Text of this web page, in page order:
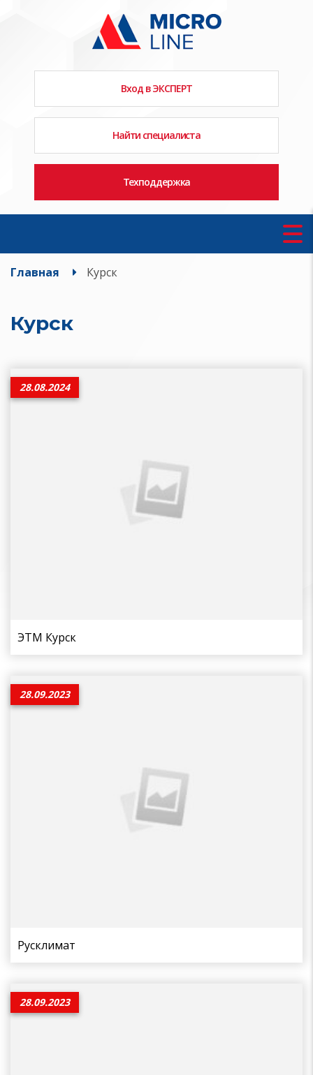
Вход в ЭКСПЕРТ
Найти специалиста
Техподдержка
Главная Курск
Курск
28.08.2024
ЭТМ Курск
28.09.2023
Русклимат
28.09.2023